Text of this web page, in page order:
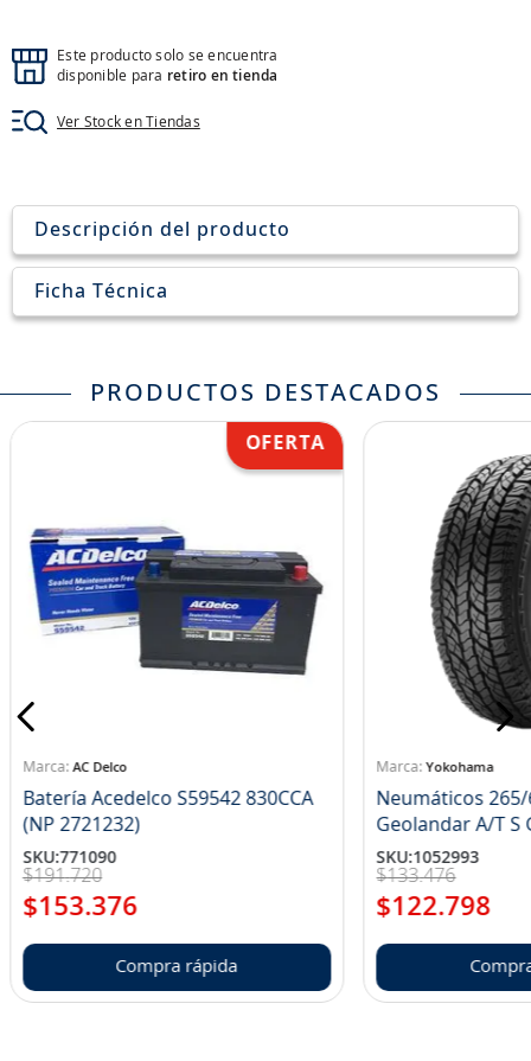
Este producto solo se encuentra
disponible para retiro en tienda
Ver Stock en Tiendas
Descripción del producto
Ficha Técnica
PRODUCTOS DESTACADOS
AC Delco
Batería Acedelco S59542 830CCA
(NP 2721232)
SKU:771090
$191.720
$153.376
Compra rápida
Yokohama
Neumáticos 265/
SKU:1052993
$133.476
$122.798
9.
aceite